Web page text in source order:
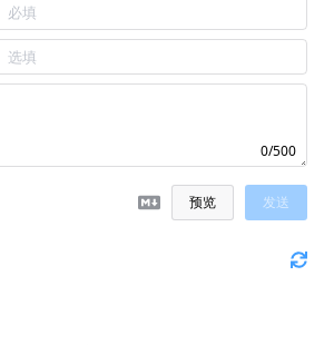
0/500
预览 发送